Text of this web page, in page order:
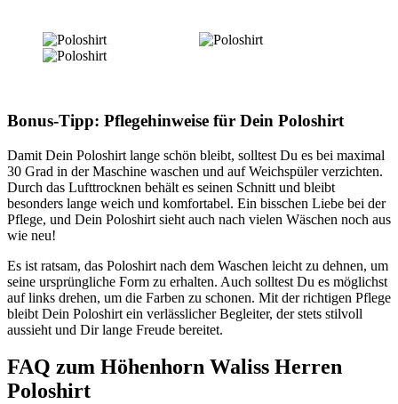
Bonus-Tipp: Pflegehinweise für Dein Poloshirt
Damit Dein Poloshirt lange schön bleibt, solltest Du es bei maximal
30 Grad in der Maschine waschen und auf Weichspüler verzichten.
Durch das Lufttrocknen behält es seinen Schnitt und bleibt
besonders lange weich und komfortabel. Ein bisschen Liebe bei der
Pflege, und Dein Poloshirt sieht auch nach vielen Wäschen noch aus
wie neu!
Es ist ratsam, das Poloshirt nach dem Waschen leicht zu dehnen, um
seine ursprüngliche Form zu erhalten. Auch solltest Du es möglichst
auf links drehen, um die Farben zu schonen. Mit der richtigen Pflege
bleibt Dein Poloshirt ein verlässlicher Begleiter, der stets stilvoll
aussieht und Dir lange Freude bereitet.
FAQ zum Höhenhorn Waliss Herren
Poloshirt